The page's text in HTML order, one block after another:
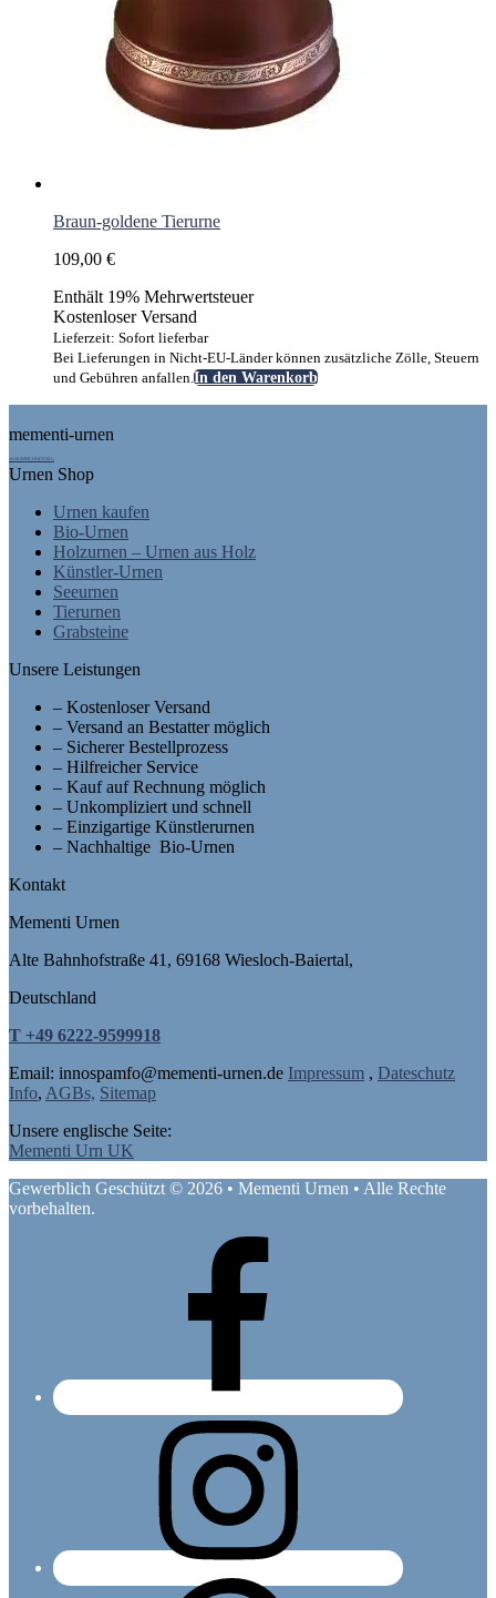
Braun-goldene Tierurne
109,00 €
Enthält 19% Mehrwertsteuer
Kostenloser Versand
Lieferzeit: Sofort lieferbar
Bei Lieferungen in Nicht-EU-Länder können zusätzliche Zölle, Steuern
und Gebühren anfallen.In den Warenkorb
mementi-urnen
AUSGEZEICHNET.ORG
Urnen Shop
Urnen kaufen
Bio-Urnen
Holzurnen – Urnen aus Holz
Künstler-Urnen
Seeurnen
Tierurnen
Grabsteine
Unsere Leistungen
– Kostenloser Versand
– Versand an Bestatter möglich
– Sicherer Bestellprozess
– Hilfreicher Service
– Kauf auf Rechnung möglich
– Unkompliziert und schnell
– Einzigartige Künstlerurnen
– Nachhaltige Bio-Urnen
Kontakt
Mementi Urnen
Alte Bahnhofstraße 41, 69168 Wiesloch-Baiertal,
Deutschland
T +49 6222-9599918
Email: innospamfo@mementi-urnen.de Impressum , Dateschutz
Info, AGBs, Sitemap
Unsere englische Seite:
Mementi Urn UK
Gewerblich Geschützt © 2026 • Mementi Urnen • Alle Rechte
vorbehalten.